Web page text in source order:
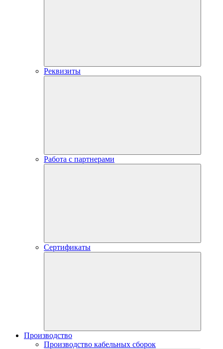
Реквизиты
Работа с партнерами
Сертификаты
Производство
Производство кабельных сборок